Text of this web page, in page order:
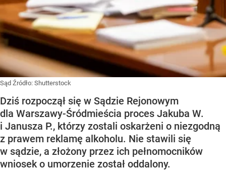
Sąd Źródło: Shutterstock
Dziś rozpoczął się w Sądzie Rejonowym
dla Warszawy-Śródmieścia proces Jakuba W.
i Janusza P., którzy zostali oskarżeni o niezgodną
z prawem reklamę alkoholu. Nie stawili się
w sądzie, a złożony przez ich pełnomocników
wniosek o umorzenie został oddalony.